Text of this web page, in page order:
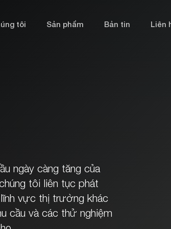
tôi Sản phẩm Bản tin Liên
ngày càng tăng của
tôi liên tục phát
vực thị trường khác
cầu và các thử nghiệm